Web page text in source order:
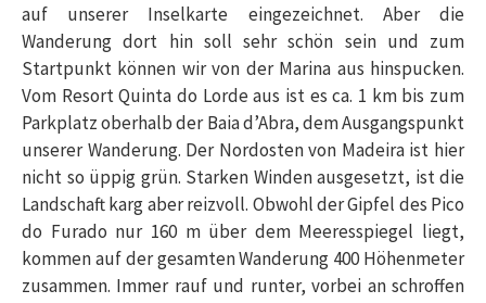
auf unserer Inselkarte eingezeichnet. Aber die
Wanderung dort hin soll sehr schön sein und zum
Startpunkt können wir von der Marina aus hinspucken.
Vom Resort Quinta do Lorde aus ist es ca. 1 km bis zum
Parkplatz oberhalb der Baia d’Abra, dem Ausgangspunkt
unserer Wanderung. Der Nordosten von Madeira ist hier
nicht so üppig grün. Starken Winden ausgesetzt, ist die
Landschaft karg aber reizvoll. Obwohl der Gipfel des Pico
do Furado nur 160 m über dem Meeresspiegel liegt,
kommen auf der gesamten Wanderung 400 Höhenmeter
zusammen. Immer rauf und runter, vorbei an schroffen